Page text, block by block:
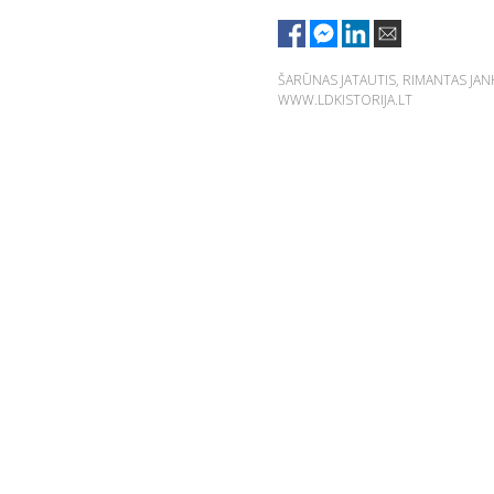
ŠARŪNAS JATAUTIS, RIMANTAS
WWW.LDKISTORIJA.LT